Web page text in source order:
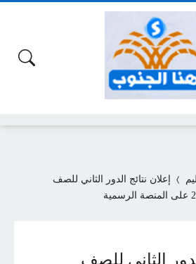
إعلان نتائج الدور الثاني للصف
الثاني للصف